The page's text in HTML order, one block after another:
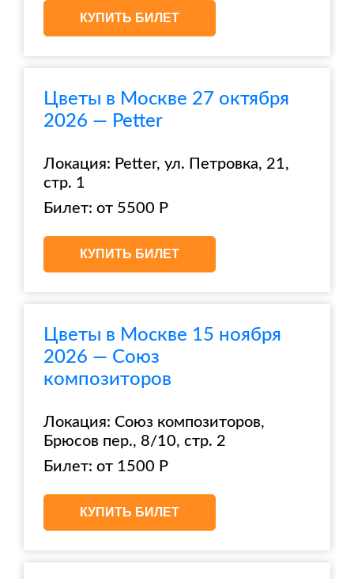
КУПИТЬ БИЛЕТ
Цветы в Москве 27 октября
2026 — Petter
Локация: Petter, ул. Петровка, 21,
стр. 1
Билет: от 5500 Р
КУПИТЬ БИЛЕТ
Цветы в Москве 15 ноября
2026 — Союз
композиторов
Локация: Союз композиторов,
Брюсов пер., 8/10, стр. 2
Билет: от 1500 Р
КУПИТЬ БИЛЕТ